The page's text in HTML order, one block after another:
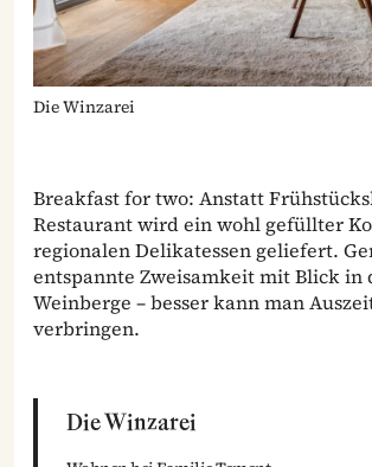
Die Winzarei
Breakfast for two: Anstatt
Restaurant wird ein wohl gefüllter
regionalen Delikatessen geliefert.
entspannte Zweisamkeit mit Blick in
Weinberge – besser kann man
verbringen.
Die Winzarei